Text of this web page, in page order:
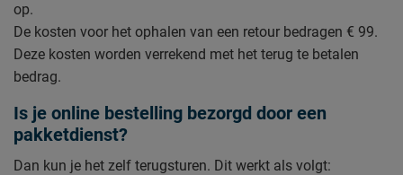
op.
De kosten voor het ophalen van een retour bedragen € 99.
Deze kosten worden verrekend met het terug te betalen
bedrag.
Is je online bestelling bezorgd door een
pakketdienst?
Dan kun je het zelf terugsturen. Dit werkt als volgt: